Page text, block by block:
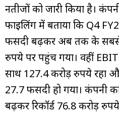
नतीजों को जारी किया है।
फाइलिंग में बताया कि Q4
फीसदी बढ़कर अब तक के
रुपये पर पहुंच गया। वहीं
साथ 127.4 करोड़ रुपये रहा
27.7 फीसदी हो गया। कंपनी
बढ़कर रिकॉर्ड 76.8 करोड़ रुपये